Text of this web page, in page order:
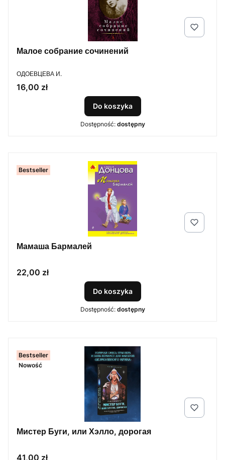
Малое собрание сочинений
PRODUCENT
ОДОЕВЦЕВА И.
Cena
16,00 zł
Do koszyka
Dostępność: dostępny
Bestseller
Мамаша Бармалей
Cena
22,00 zł
Do koszyka
Dostępność: dostępny
Bestseller
Nowość
Мистер Буги, или Хэлло, дорогая
Cena
41,00 zł